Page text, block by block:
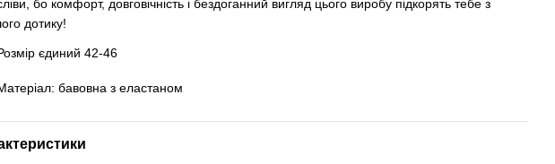
бо комфорт, довговічність і бездоганний вигляд цього виробу підкорять тебе з
дотику!
єдиний 42-46
бавовна з еластаном